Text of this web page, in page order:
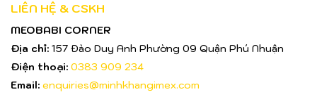
LIÊN HỆ & CSKH
MEOBABI CORNER
Địa chỉ: 157 Đào Duy Anh Phường 09 Quận Phú Nhuận
Điện thoại: 0383 909 234
Email: enquiries@minhkhangimex.com